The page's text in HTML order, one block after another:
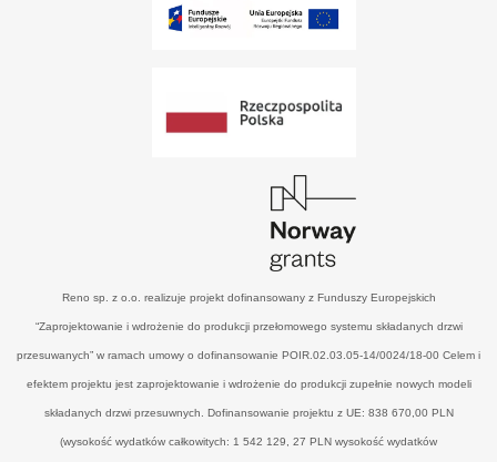
Reno sp. z o.o. realizuje projekt dofinansowany z Funduszy Europejskich
“Zaprojektowanie i wdrożenie do produkcji przełomowego systemu składanych drzwi
przesuwanych” w ramach umowy o dofinansowanie POIR.02.03.05-14/0024/18-00 Celem i
efektem projektu jest zaprojektowanie i wdrożenie do produkcji zupełnie nowych modeli
składanych drzwi przesuwnych. Dofinansowanie projektu z UE: 838 670,00 PLN
(wysokość wydatków całkowitych: 1 542 129, 27 PLN wysokość wydatków